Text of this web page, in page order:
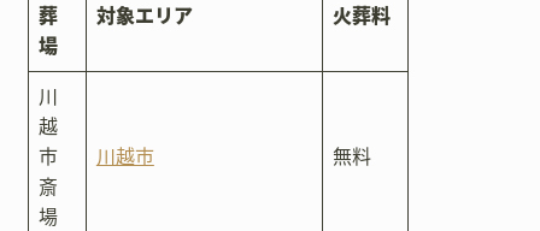
葬
場
対象エリア 火葬料
川
越
市
斎
場
川越市 無料